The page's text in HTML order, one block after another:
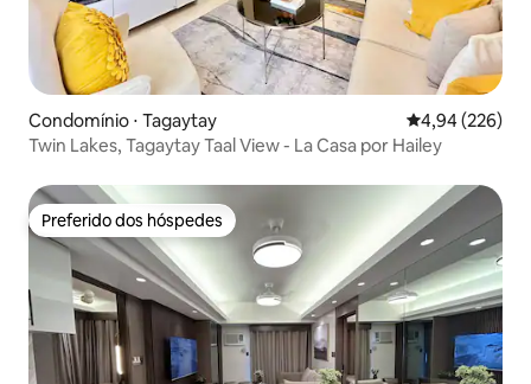
Condomínio ⋅ Tagaytay 4,94 de uma
4,94 (226)
Twin Lakes, Tagaytay Taal View - La Casa por Hailey
Preferido dos hóspedes
Preferido dos hóspedes